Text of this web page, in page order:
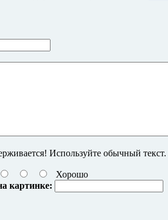
Используйте обычный текст.
Хорошо
картинке: